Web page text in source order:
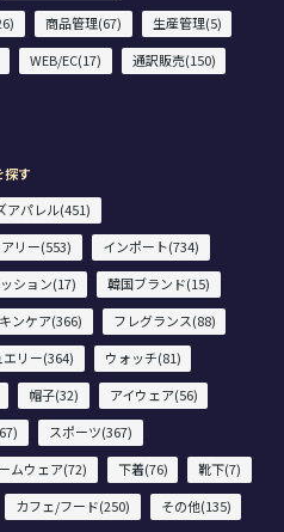
商品管理(67)
生産管理(5)
WEB/EC(17)
通訳販売(150)
探す
アパレル(451)
リー(553)
インポート(734)
ション(17)
韓国ブランド(15)
ンケア(366)
フレグランス(88)
エリー(364)
ウォッチ(81)
帽子(32)
アイウェア(56)
スポーツ(367)
ムウェア(72) 下着(76)
靴下(7)
カフェ/フード(250) その他(135)